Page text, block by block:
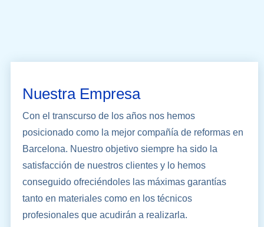
Nuestra Empresa
Con el transcurso de los años nos hemos
posicionado como la mejor compañía de reformas en
Barcelona. Nuestro objetivo siempre ha sido la
satisfacción de nuestros clientes y lo hemos
conseguido ofreciéndoles las máximas garantías
tanto en materiales como en los técnicos
profesionales que acudirán a realizarla.